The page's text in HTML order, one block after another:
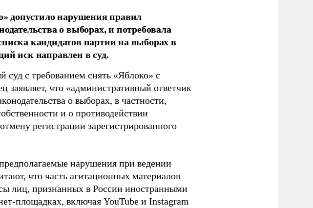
допустило нарушения правил
о выборах, и потребовала
кандидатов партии на выборах в
иск направлен в суд.
суд с требованием снять «Яблоко» с
заявляет, что «административный ответчик
о выборах, в частности,
и о противодействии
регистрации зарегистрированного
нарушения при ведении
что часть агитационных материалов
лиц, признанных в России иностранными
площадках, включая YouTube и Instagram